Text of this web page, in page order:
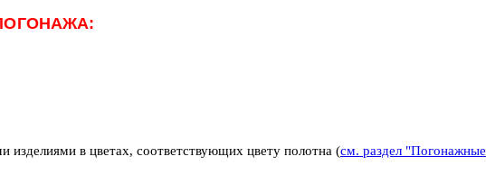
изделиями в цветах, соответствующих цвету полотна (см. раздел "Погонажные